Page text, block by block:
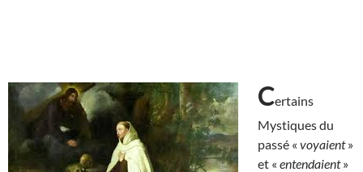
Certains
Mystiques du
passé « voyaient»
et « entendaient»